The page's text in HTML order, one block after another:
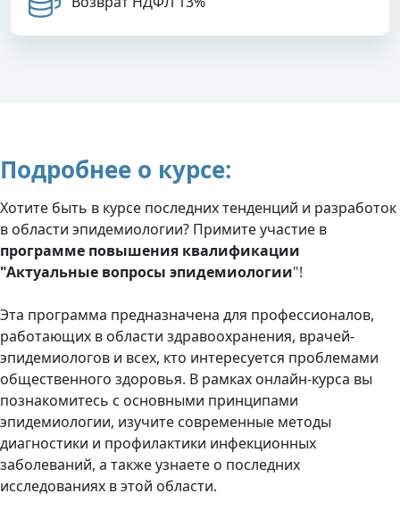
Подробнее о курсе:
Хотите быть в курсе последних тенденций и разработок
в области эпидемиологии? Примите участие в
программе повышения квалификации
"Актуальные вопросы эпидемиологии"!
Эта программа предназначена для профессионалов,
работающих в области здравоохранения, врачей-
эпидемиологов и всех, кто интересуется проблемами
общественного здоровья. В рамках онлайн-курса вы
познакомитесь с основными принципами
эпидемиологии, изучите современные методы
диагностики и профилактики инфекционных
заболеваний, а также узнаете о последних
исследованиях в этой области.